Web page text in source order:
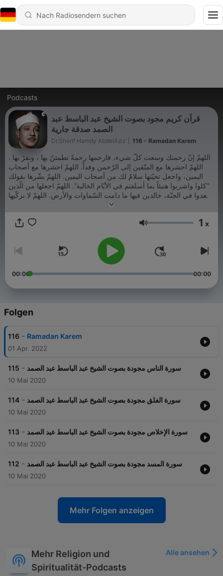
Podcasts
قرآن كريم مجود بصوت الشيخ عبد الباسط عبد
الصمد صدقة جارية
Dr.Sherif Hamdy AbdelAziz 116 - Ramadan Karem
اللهمّ إنّ رحمتك وسعت كلّ شيء، فارحمها رحمةً تطمئنّ بها ، وتقرّ بها .
اللهمّ احشرها مع المتّقين إلى الرّحمن وفداً. اللهمّ احشرها مع أصحاب
اليمين، واجعل تحيّتها سلامٌ لك من أصحاب اليمين. اللهمّ بشّرها بقولك
“كلوا واشربوا هنيئاً بما أسلفتم في الأيّام الخالية”. اللهمّ اجعلها من الّذين
سعدوا في الجنّة، خالدين فيها ما دامت السّماوات والأرض. اللهمّ لا نزكّيها
عليك، ولكنّا نحسبها أنّها آمنت وعملت صالحاً، فاجعل لها جنّتين ذواتي
وَلِلْمُؤْمِنِينَ يَوْمَ يَقُومُ الْحِسَابُ
Lautstärke 1 x
00:00 00:00
Folgen
116 - Ramadan Karem
01 Apr. 2022
115 - سورة الناس مجودة بصوت الشيخ عبد الباسط عبد الصمد
10 Mai 2020
114 - سورة الفلق مجودة بصوت الشيخ عبد الباسط عبد الصمد
10 Mai 2020
113 - سورة الإخلاص مجودة بصوت الشيخ عبد الباسط عبد الصمد
10 Mai 2020
112 - سورة المسد مجودة بصوت الشيخ عبد الباسط عبد الصمد
10 Mai 2020
Mehr Folgen anzeigen
Mehr Religion und
Spiritualität-Podcasts
Alle ansehen